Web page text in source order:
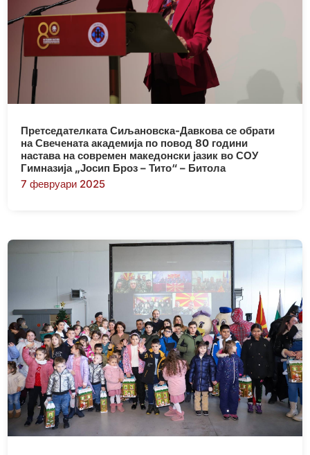
Претседателката Сиљановска-Давкова се обрати
на Свечената академија по повод 80 години
настава на современ македонски јазик во СОУ
Гимназија „Јосип Броз – Тито“ – Битола
7 февруари 2025